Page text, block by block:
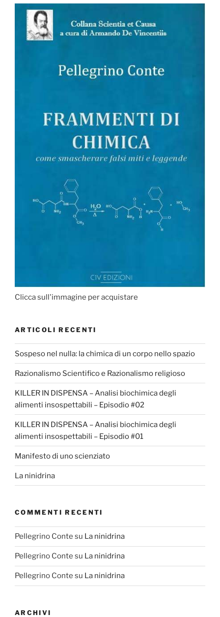
Clicca sull'immagine per acquistare
ARTICOLI RECENTI
Sospeso nel nulla: la chimica di un corpo nello spazio
Razionalismo Scientifico e Razionalismo religioso
KILLER IN DISPENSA – Analisi biochimica degli
alimenti insospettabili – Episodio #02
KILLER IN DISPENSA – Analisi biochimica degli
alimenti insospettabili – Episodio #01
Manifesto di uno scienziato
La ninidrina
COMMENTI RECENTI
Pellegrino Conte su La ninidrina
Pellegrino Conte su La ninidrina
Pellegrino Conte su La ninidrina
ARCHIVI